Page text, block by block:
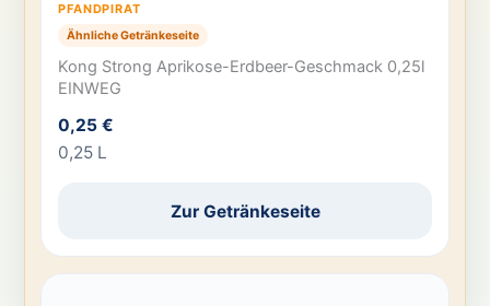
PFANDPIRAT
Ähnliche Getränkeseite
Kong Strong Aprikose-Erdbeer-Geschmack 0,25l
EINWEG
0,25 €
0,25 L
Zur Getränkeseite